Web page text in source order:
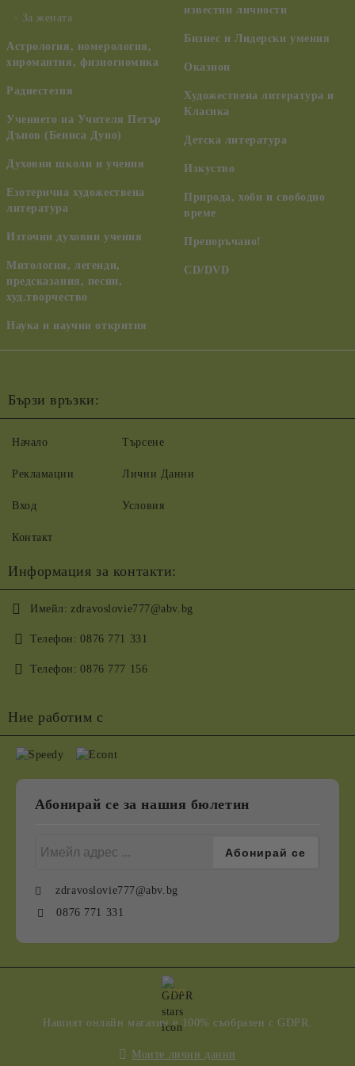
За жената
Астрология, номерология,
хиромантия, физиогномика
Радиестезия
Учението на Учителя Петър
Дънов (Беинса Дуно)
Духовни школи и учения
Езотерична художествена
литература
Източни духовни учения
Митология, легенди,
предсказания, песни,
худ.творчество
Наука и научни открития
известни личности
Бизнес и Лидерски умения
Оказион
Художествена литература и
Класика
Детска литература
Изкуство
Природа, хоби и свободно
време
Препоръчано!
CD/DVD
Бързи връзки:
Начало
Рекламации
Вход
Контакт
Търсене
Лични Данни
Условия
Информация за контакти:
Имейл: zdravoslovie777@abv.bg
Телефон: 0876 771 331
Телефон: 0876 777 156
Ние работим с
Абонирай се за нашия бюлетин
zdravoslovie777@abv.bg
0876 771 331
GDPR
Нашият онлайн магазин е 100% съобразен с GDPR.
Моите лични данни